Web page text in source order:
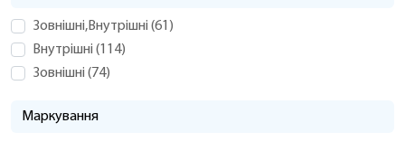
Зовнішні,Внутрішні (61 )
Внутрішні (114)
Зовнішні (74)
Маркування